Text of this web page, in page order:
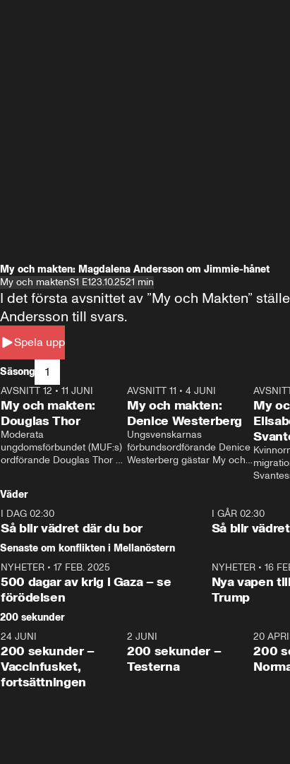
My och makten: Magdalena Andersson om Jimmie-hånet
My och maktenS1 E123.10.2521 min
Spela upp
I det första avsnittet av ”My och Makten”
Andersson till svars.
Säsong 1
26:27
AVSNITT 12 • 11 JUNI
My och makten:
Douglas Thor
Moderata
ungdomsförbundet (MUF:s)
ordförande Douglas Thor
tonårsutvisningarna och hur
Moderaterna ska locka
väljare till valet i höst.
23:40
AVSNITT 11 •4 JUNI
My och makten:
Denice Westerberg
Ungsvenskarnas
förbundsordförande Denice
Westerberg gästar My och
My
Väder
I DAG 02:30
Så blir vädret där du bor
I GÅR 02:30
Så blir
Senaste om konflikten i Mellanöstern
NYHETER • 17 FEB. 2025
500 dagar av krig i Gaza – se
förödelsen
NYHETER• 16
Nya vapen
Trump
200 sekunder
5:00
24 JUNI
200 sekunder –
Vaccinfusket,
fortsättningen
4:23
2 JUNI
200 sekunder –
Testerna
20
200